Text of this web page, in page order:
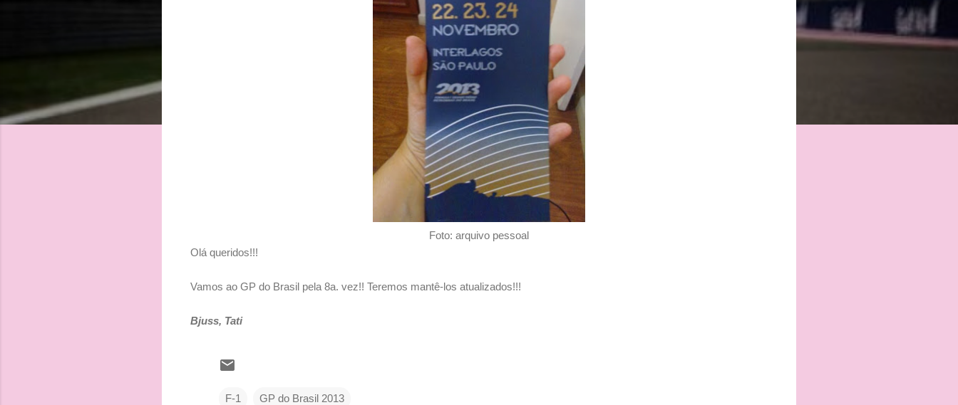
Foto: arquivo pessoal
Olá queridos!!!
Vamos ao GP do Brasil pela 8a. vez!! Teremos mantê-los atualizados!!!
Bjuss, Tati
F-1 GP do Brasil 2013